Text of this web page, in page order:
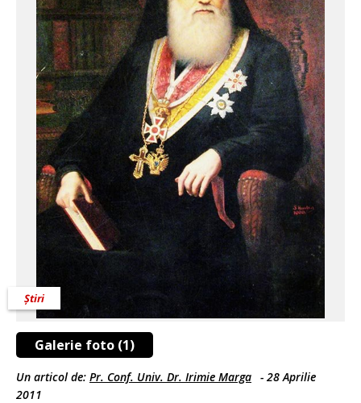
Galerie foto (1)
Știri
Un articol de: Pr. Conf. Univ. Dr. Irimie Marga - 28 Aprilie
2011